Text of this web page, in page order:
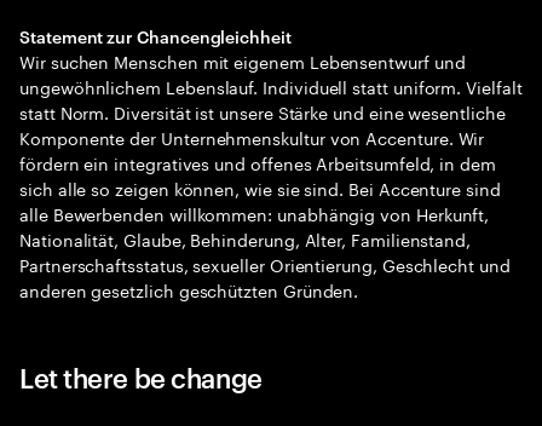
Statement zur Chancengleichheit
Wir suchen Menschen mit eigenem Lebensentwurf und
ungewöhnlichem Lebenslauf. Individuell statt uniform. Vielfalt
statt Norm. Diversität ist unsere Stärke und eine wesentliche
Komponente der Unternehmenskultur von Accenture. Wir
fördern ein integratives und offenes Arbeitsumfeld, in dem
sich alle so zeigen können, wie sie sind. Bei Accenture sind
alle Bewerbenden willkommen: unabhängig von Herkunft,
Nationalität, Glaube, Behinderung, Alter, Familienstand,
Partnerschaftsstatus, sexueller Orientierung, Geschlecht und
anderen gesetzlich geschützten Gründen.
Let there be change